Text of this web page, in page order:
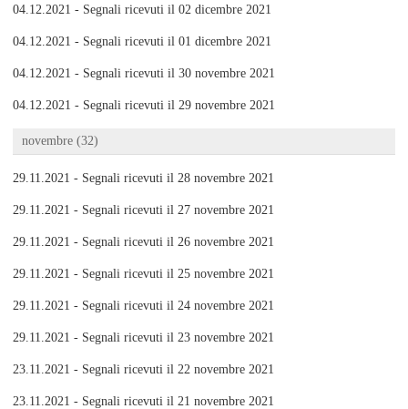
04.12.2021 - Segnali ricevuti il 02 dicembre 2021
04.12.2021 - Segnali ricevuti il 01 dicembre 2021
04.12.2021 - Segnali ricevuti il 30 novembre 2021
04.12.2021 - Segnali ricevuti il 29 novembre 2021
novembre (32)
29.11.2021 - Segnali ricevuti il 28 novembre 2021
29.11.2021 - Segnali ricevuti il 27 novembre 2021
29.11.2021 - Segnali ricevuti il 26 novembre 2021
29.11.2021 - Segnali ricevuti il 25 novembre 2021
29.11.2021 - Segnali ricevuti il 24 novembre 2021
29.11.2021 - Segnali ricevuti il 23 novembre 2021
23.11.2021 - Segnali ricevuti il 22 novembre 2021
23.11.2021 - Segnali ricevuti il 21 novembre 2021